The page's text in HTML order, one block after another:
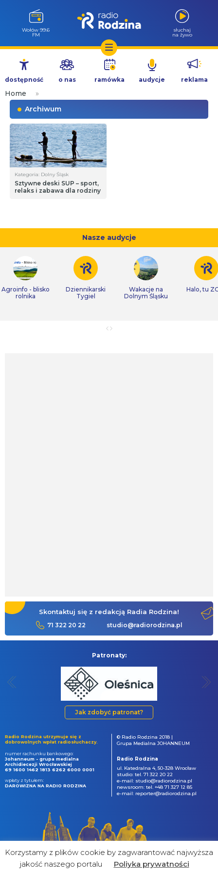
Przejdź
treści
Wołów 99.6
FM
słuchaj
na żywo
dostępność o nas ramówka audycje reklama
Home
»
Archiwum
Kategoria: Dolny Śląsk
Sztywne deski SUP – sport,
relaks i zabawa dla rodziny
Nasze audycje
Agroinfo - blisko
rolnika
Dziennikarski
Tygiel
Wakacje na
Dolnym Śląsku
Halo, tu
Skontaktuj się z redakcją Radia Rodzina!
71 322 20 22 studio@radiorodzina.pl
Patronaty:
Jak zdobyć patronat?
Radio Rodzina utrzymuje się z
dobrowolnych wpłat radiosłuchaczy.
numer rachunku bankowego:
Johanneum - grupa medialna
Archidiecezji Wrocławskiej
69 1600 1462 1813 6262 6000 0001
wpłaty z tytułem:
DAROWIZNA NA RADIO RODZINA
© Radio Rodzina 2018 |
Grupa Medialna JOHANNEUM
Radio Rodzina
ul. Katedralna 4, 50-328 Wrocław
studio: tel. 71 322 20 22
e-mail: studio@radiorodzina.pl
newsroom: tel. +48 71 327 12 85
e-mail: reporter@radiorodzina.pl
Korzystamy z plików cookie by zagwarantować najwyższa
jakość naszego portalu
Poliyka prywatności